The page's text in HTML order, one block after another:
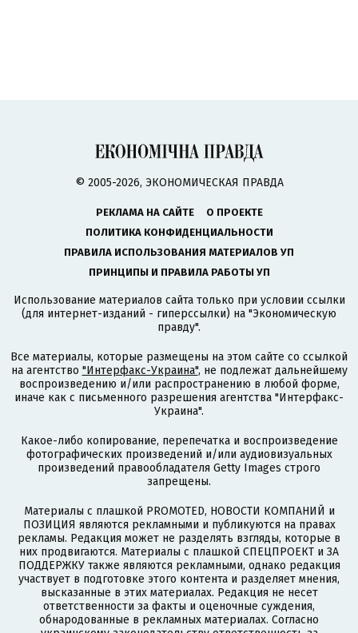
© 2005-2026, ЭКОНОМИЧЕСКАЯ ПРАВДА
РЕКЛАМА НА САЙТЕ
О ПРОЕКТЕ
ПОЛИТИКА КОНФИДЕНЦИАЛЬНОСТИ
ПРАВИЛА ИСПОЛЬЗОВАНИЯ МАТЕРИАЛОВ УП
ПРИНЦИПЫ И ПРАВИЛА РАБОТЫ УП
Использование материалов сайта только при условии ссылки
(для интернет-изданий - гиперссылки) на "Экономическую
правду".
Все материалы, которые размещены на этом сайте со ссылкой
на агентство "Интерфакс-Украина", не подлежат дальнейшему
воспроизведению и/или распространению в любой форме,
иначе как с письменного разрешения агентства "Интерфакс-
Украина".
Какое-либо копирование, перепечатка и воспроизведение
фотографических произведений и/или аудиовизуальных
произведений правообладателя Getty Images строго
запрещены.
Материалы с плашкой PROMOTED, НОВОСТИ КОМПАНИЙ и
ПОЗИЦИЯ являются рекламными и публикуются на правах
рекламы. Редакция может не разделять взгляды, которые в
них продвигаются. Материалы с плашкой СПЕЦПРОЕКТ и ЗА
ПОДДЕРЖКУ также являются рекламными, однако редакция
участвует в подготовке этого контента и разделяет мнения,
высказанные в этих материалах. Редакция не несет
ответственности за факты и оценочные суждения,
обнародованные в рекламных материалах. Согласно